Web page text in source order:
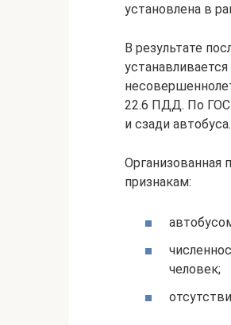
установлена в
В результате
22.6 ПДД. По
и сзади автобуса.
Организованная
признакам:
человек;